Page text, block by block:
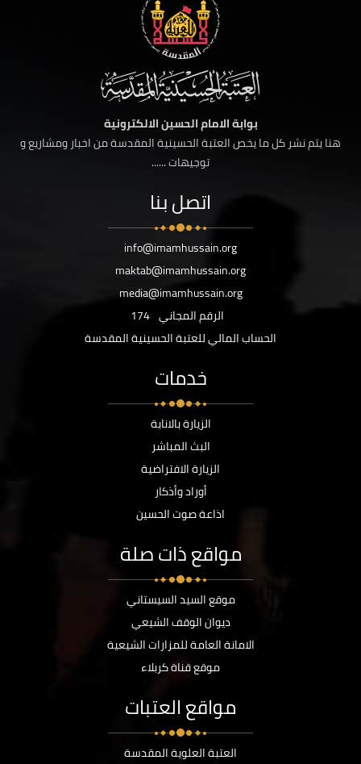
بوابة الامام الحسين الالكترونية
هنا يتم نشر كل ما يخص العتبة الحسينية المقدسة من اخبار ومشاريع و
توجيهات ......
اتصل بنا
info@imamhussain.org
maktab@imamhussain.org
media@imamhussain.org
الرقم المجاني 174
الحساب المالي للعتبة الحسينية المقدسة
خدمات
الزيارة بالانابة
البث المباشر
الزيارة الافتراضية
أوراد وأذكار
اذاعة صوت الحسين
مواقع ذات صلة
موقع السيد السيستاني
ديوان الوقف الشيعي
الامانة العامة للمزارات الشيعية
موقع قناة كربلاء
مواقع العتبات
العتبة العلوية المقدسة